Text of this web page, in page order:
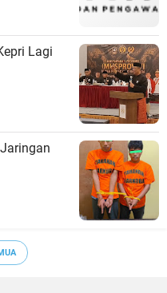
Lagi